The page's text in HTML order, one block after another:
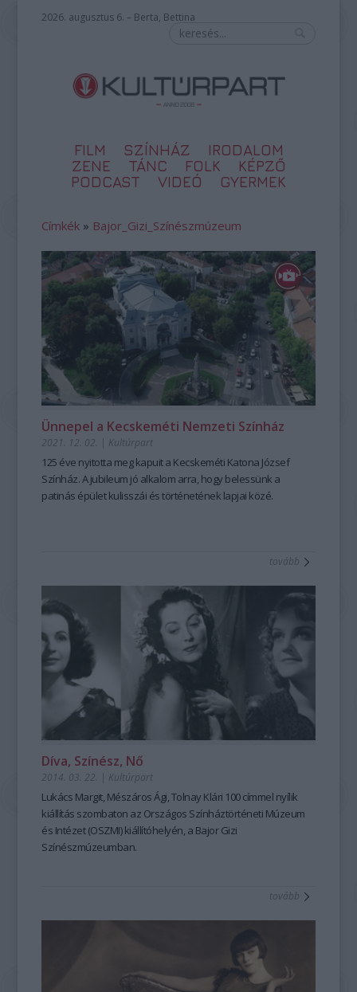
2026. augusztus 6. – Berta, Bettina
FILM SZÍNHÁZ
IRODALOM
ZENE
TÁNC FOLK
KÉPZŐ
PODCAST
VIDEÓ GYERMEK
Címkék » Bajor_Gizi_Színészmúzeum
Ünnepel a Kecskeméti Nemzeti Színház
2021. 12. 02. | Kultúrpart
125 éve nyitotta meg kapuit a Kecskeméti Katona József
Színház. A jubileum jó alkalom arra, hogy belessünk a
patinás épület kulisszái és történetének lapjai közé.
tovább
Díva, Színész, Nő
2014. 03. 22. | Kultúrpart
Lukács Margit, Mészáros Ági, Tolnay Klári 100címmel nyílik
kiállítás szombaton az Országos Színháztörténeti Múzeum
és Intézet (OSZMI) kiállítóhelyén, a Bajor Gizi
Színészmúzeumban.
tovább